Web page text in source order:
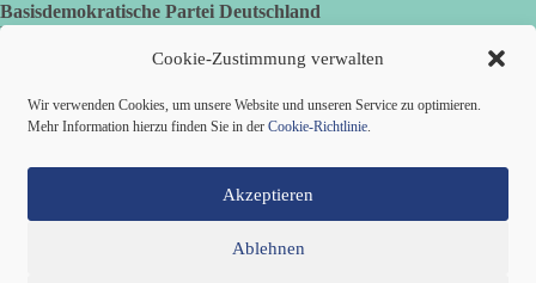
Cookie-Zustimmung verwalten
Wir verwenden Cookies, um unsere Website und unseren Service zu optimieren.
Mehr Information hierzu finden Sie in der Cookie-Richtlinie.
Akzeptieren
Ablehnen
Basisdemokratische Partei Deutschland
Landesverband Nordrhein-Westfalen
IBAN: DE14 3005 0110 1008 4913 08
(es kann zu Fehlermeldungen kommen, die jedoch keine
Auswirkungen haben.)